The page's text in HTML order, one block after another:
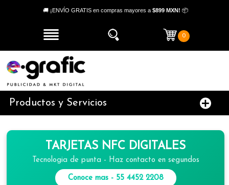
🚚 ¡ENVÍO GRATIS en compras mayores a $899 MXN! 📦
0
Productos y Servicios
TARJETAS NFC DIGITALES
Tecnologia de punta - Haz contacto en segundos
Conoce mas - 55 4452 2208